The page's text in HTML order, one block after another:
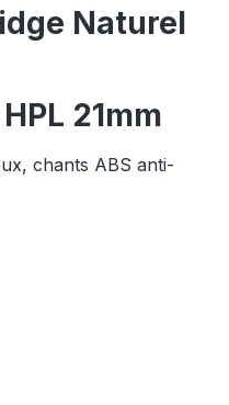
Naturel
21mm
chants ABS anti-